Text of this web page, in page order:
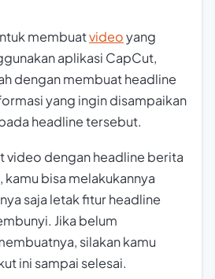
membuatvideoyang
aplikasi CapCut,
dengan membuat headline
yang ingin disampaikan
headline tersebut.
video dengan headline berita
bisa melakukannya
saja letak fitur headline
Jika belum
silakan kamu
ini sampai selesai.